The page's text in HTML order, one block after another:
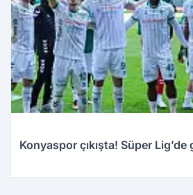
Konyaspor çıkışta! Süper